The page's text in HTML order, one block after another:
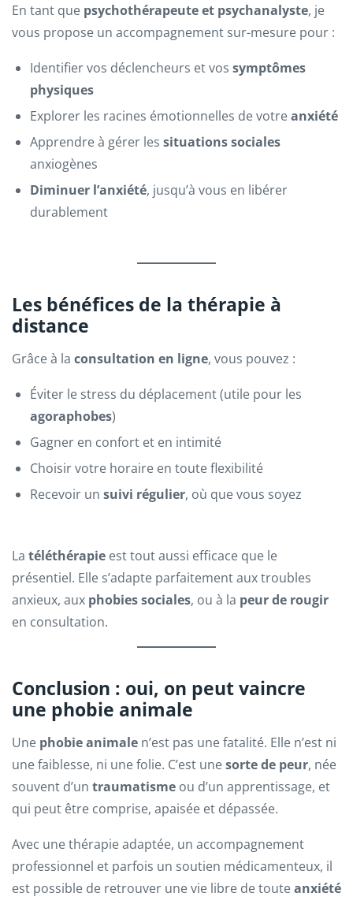
En tant que psychothérapeute et psychanalyste, je
vous propose un accompagnement sur-mesure pour :
Identifier vos déclencheurs et vos symptômes
physiques
Explorer les racines émotionnelles de votreanxiété
Apprendre à gérer les situations sociales
anxiogènes
Diminuer l’anxiété, jusqu’à vous en libérer
durablement
Les bénéfices de la thérapie à
distance
Grâce à la consultation en ligne, vous pouvez :
Éviter le stress du déplacement (utile pour les
agoraphobes)
Gagner en confort et en intimité
Choisir votre horaire en toute flexibilité
Recevoir un suivi régulier, où que vous soyez
La téléthérapie est tout aussi efficace que le
présentiel. Elle s’adapte parfaitement aux troubles
anxieux, aux phobies sociales, ou à la peur de rougir
en consultation.
Conclusion : oui, on peut vaincre
une phobie animale
Une phobie animale n’est pas une fatalité. Elle n’est ni
une faiblesse, ni une folie. C’est unesorte de peur, née
souvent d’un traumatisme ou d’un apprentissage, et
qui peut être comprise, apaisée et dépassée.
Avec une thérapie adaptée, un accompagnement
professionnel et parfois un soutien médicamenteux, il
est possible de retrouver une vie libre de touteanxiété